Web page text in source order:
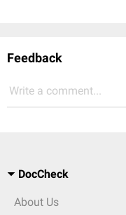
Feedback
Write a comment...
DocCheck
About Us